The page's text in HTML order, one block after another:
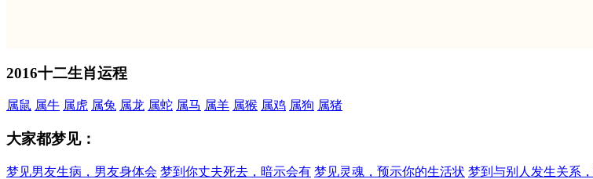
2016十二生肖运程
属鼠 属牛 属虎 属兔 属龙 属蛇 属马 属羊 属猴 属鸡 属狗 属猪
大家都梦见：
梦见男友生病，男友身体会 梦到你丈夫死去，暗示会有 梦见灵魂，预示你的生活状 梦到与别人发生关系